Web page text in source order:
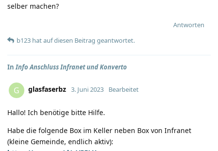
selber machen?
Antworten
b123 hatauf diesen Beitrag geantwortet.
In Info Anschluss Infranet und Konverto
G glasfaserbz 3. Juni 2023 Bearbeitet
Hallo! Ich benötige bitte Hilfe.
Habe die folgende Box im Keller neben Box von Infranet
(kleine Gemeinde, endlich aktiv):